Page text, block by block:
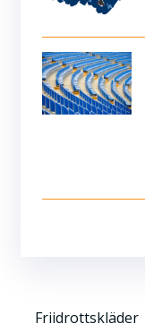
Friidrottskläder